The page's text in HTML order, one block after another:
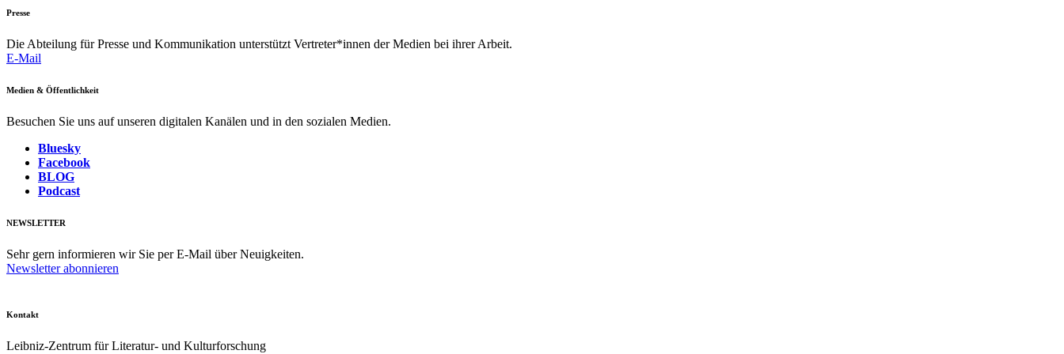
Presse
Die Abteilung für Presse und Kommunikation unterstützt Vertreter*innen der Medien bei ihrer Arbeit.
E-Mail
Medien & Öffentlichkeit
Besuchen Sie uns auf unseren digitalen Kanälen und in den sozialen Medien.
Bluesky
Facebook
BLOG
Podcast
NEWSLETTER
Sehr gern informieren wir Sie per E-Mail über Neuigkeiten.
Newsletter abonnieren
Kontakt
Leibniz-Zentrum für Literatur- und Kulturforschung